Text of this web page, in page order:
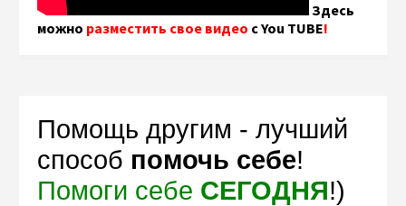
Здесь
можно разместить свое видео с You TUBE!
Помощь другим - лучший
способ помочь себе!
Помоги себе СЕГОДНЯ!)